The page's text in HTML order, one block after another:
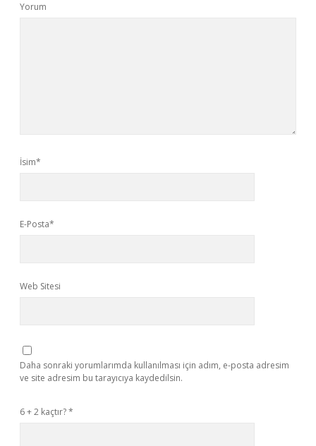
Yorum
İsim*
E-Posta*
Web Sitesi
Daha sonraki yorumlarımda kullanılması için adım, e-posta adresim
ve site adresim bu tarayıcıya kaydedilsin.
6 + 2 kaçtır?*